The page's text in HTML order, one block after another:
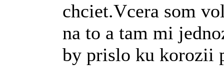
chciet.Vcera som
na to a tam mi
by prislo ku korozii